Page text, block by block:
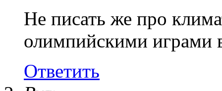
Не писать же про
олимпийскими играми
Ответить